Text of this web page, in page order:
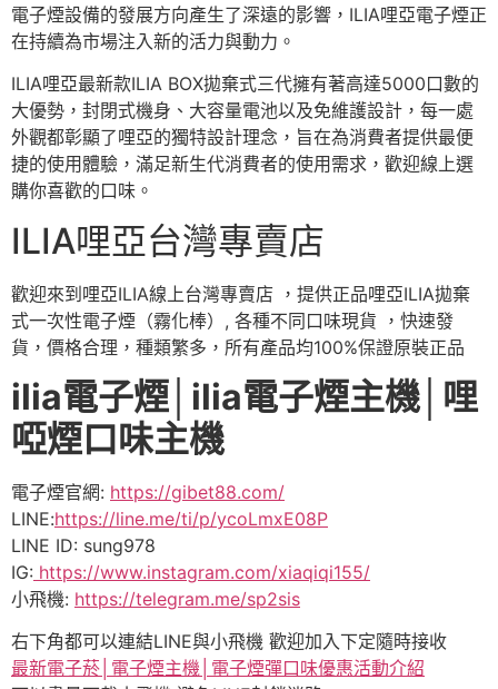
電子煙設備的發展方向產生了深遠的影響，ILIA哩亞電子煙正
在持續為市場注入新的活力與動力。
ILIA哩亞最新款ILIA BOX拋棄式三代擁有著高達5000口數的
大優勢，封閉式機身、大容量電池以及免維護設計，每一處
外觀都彰顯了哩亞的獨特設計理念，旨在為消費者提供最便
捷的使用體驗，滿足新生代消費者的使用需求，歡迎線上選
購你喜歡的口味。
ILIA哩亞台灣專賣店
歡迎來到哩亞ILIA線上台灣專賣店 ，提供正品哩亞ILIA拋棄
式一次性電子煙（霧化棒）, 各種不同口味現貨 ，快速發
貨，價格合理，種類繁多，所有產品均100%保證原裝正品
ilia電子煙│ilia電子煙主機│哩
啞煙口味主機
電子煙官網: https://gibet88.com/
LINE:https://line.me/ti/p/ycoLmxE08P
LINE ID: sung978
IG: https://www.instagram.com/xiaqiqi155/
小飛機: https://telegram.me/sp2sis
右下角都可以連結LINE與小飛機 歡迎加入下定隨時接收
最新電子菸│電子煙主機│電子煙彈口味優惠活動介紹